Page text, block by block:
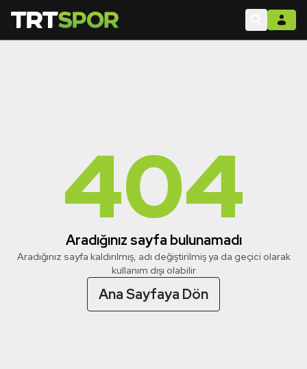
404
Aradığınız sayfa bulunamadı
Aradığınız sayfa kaldırılmış, adı değiştirilmiş ya da geçici olarak
kullanım dışı olabilir
Ana Sayfaya Dön